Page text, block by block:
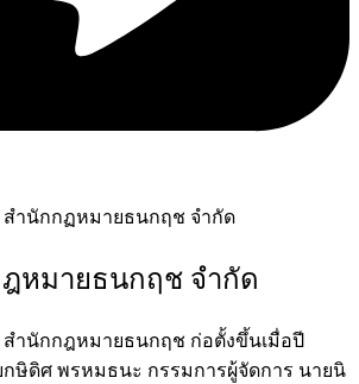
หมายธนกฤช จำกัด
ำนักกฎหมายธนกฤช ก่อตั้งขึ้นเมื่อปี
กษิดิศ พรหมธนะ กรรมการผู้จัดการ นายนิ